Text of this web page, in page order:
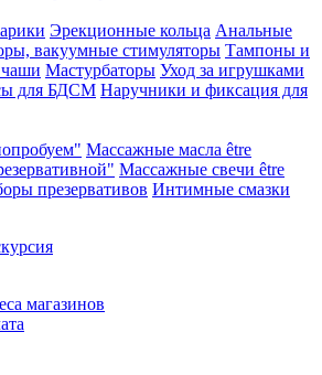
Эрекционные кольца Анальные
вакуумные стимуляторы Тампоны и
Мастурбаторы Уход за игрушками
для БДСМ Наручники и фиксация для
Массажные масла être
Массажные свечи être
презервативов Интимные смазки
магазинов